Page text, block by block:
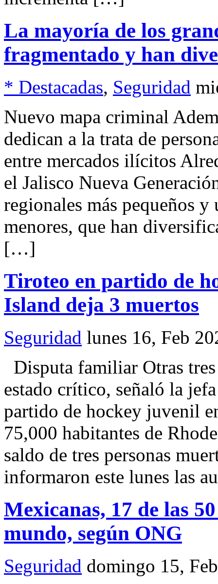
La mayoría de los
fragmentado y han
* Destacadas, Seguridad
Nuevo mapa criminal
dedican a la trata de
entre mercados ilícitos
el Jalisco Nueva
regionales más pequeños
menores, que han
[…]
Tiroteo en partido de
Island deja 3 muertos
Seguridad lunes 16, Feb
Disputa familiar Otras
estado crítico, señaló la
partido de hockey juvenil
75,000 habitantes de
saldo de tres personas
informaron este lunes las
Mexicanas, 17 de las
mundo, según ONG
Seguridad domingo 15,